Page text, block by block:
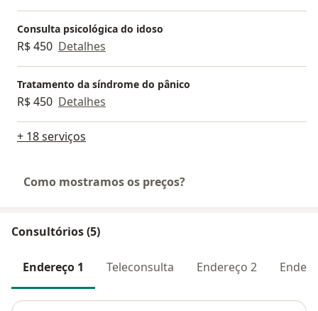
Consulta psicológica do idoso
R$ 450 Detalhes
Tratamento da síndrome do pânico
R$ 450 Detalhes
+ 18 serviços
Como mostramos os preços?
Consultórios (5)
Endereço 1 Teleconsulta Endereço 2